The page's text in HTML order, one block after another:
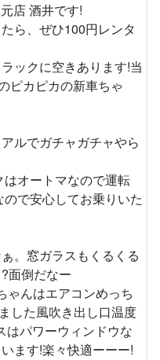
店 酒井です!
ら、ぜひ100円レンタ
ックに空きあります!当
ピカピカの新車ちゃ
ルでガチャガチャやら
はオートマなので運転
で安心してお乗りいた
。窓ガラスもくるくる
面倒だなー
ゃんはエアコンめっち
した風吹き出し口温度
はパワーウィンドウな
ます!楽々快適ーーー!